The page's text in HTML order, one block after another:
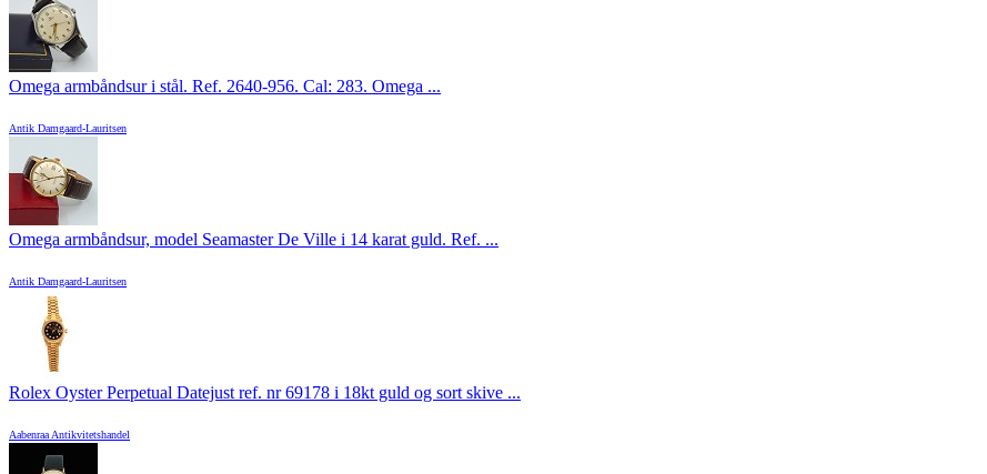
Omega armbåndsur i stål. Ref. 2640-956. Cal: 283. Omega ...
Antik Damgaard-Lauritsen
Omega armbåndsur, model Seamaster De Ville i 14 karat guld. Ref. ...
Antik Damgaard-Lauritsen
Rolex Oyster Perpetual Datejust ref. nr 69178 i 18kt guld og sort skive ...
Aabenraa Antikvitetshandel